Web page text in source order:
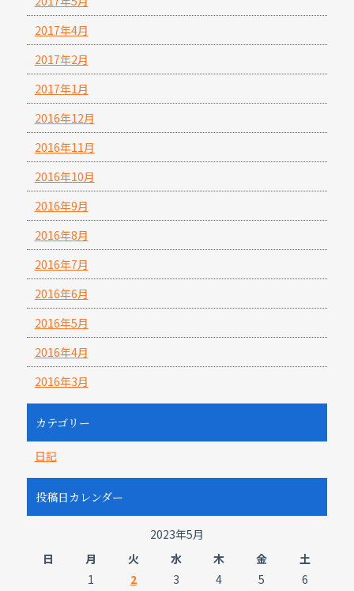
2017年4月
2017年2月
2017年1月
2016年12月
2016年11月
2016年10月
2016年9月
2016年8月
2016年7月
2016年6月
2016年5月
2016年4月
2016年3月
カテゴリー
日記
投稿日カレンダー
2023年5月
日
月 火 水 木 金
土
1
2 3 4 5 6